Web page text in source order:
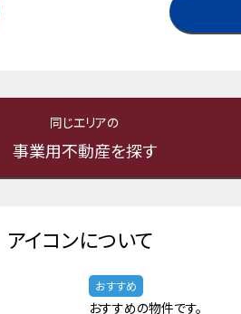
同じエリアの
事業用不動産を探す
アイコンについて
おすすめ
おすすめの物件です。